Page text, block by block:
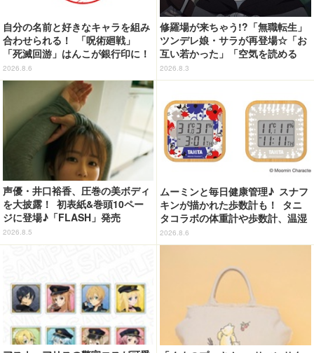
自分の名前と好きなキャラを組み
合わせられる！ 「呪術廻戦」
「死滅回游」はんこが銀行印に！
虎杖悠仁、乙骨憂太ら16キャラ追
加で全104種
2026.8.6
修羅場が来ちゃう!?「無職転生」
ツンデレ娘・サラが再登場☆「お
互い若かった」「空気を読める
嫁」「嫁が3人になりそうなフラ
グ」【第6話ネタバレあり反応ま
2026.8.3
声優・井口裕香、圧巻の美ボディ
を大披露！ 初表紙&巻頭10ペー
ジに登場♪「FLASH」発売
2026.8.5
ムーミンと毎日健康管理♪ スナフ
キンが描かれた歩数計も！ タニ
タコラボの体重計や歩数計、温湿
度計など全4アイテム登場
2026.8.6